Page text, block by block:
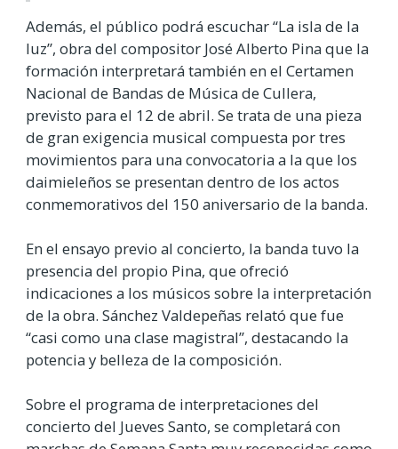
Además, el público podrá escuchar “La isla de la
luz”, obra del compositor José Alberto Pina que la
formación interpretará también en el Certamen
Nacional de Bandas de Música de Cullera,
previsto para el 12 de abril. Se trata de una pieza
de gran exigencia musical compuesta por tres
movimientos para una convocatoria a la que los
daimieleños se presentan dentro de los actos
conmemorativos del 150 aniversario de la banda.
En el ensayo previo al concierto, la banda tuvo la
presencia del propio Pina, que ofreció
indicaciones a los músicos sobre la interpretación
de la obra. Sánchez Valdepeñas relató que fue
“casi como una clase magistral”, destacando la
potencia y belleza de la composición.
Sobre el programa de interpretaciones del
concierto del Jueves Santo, se completará con